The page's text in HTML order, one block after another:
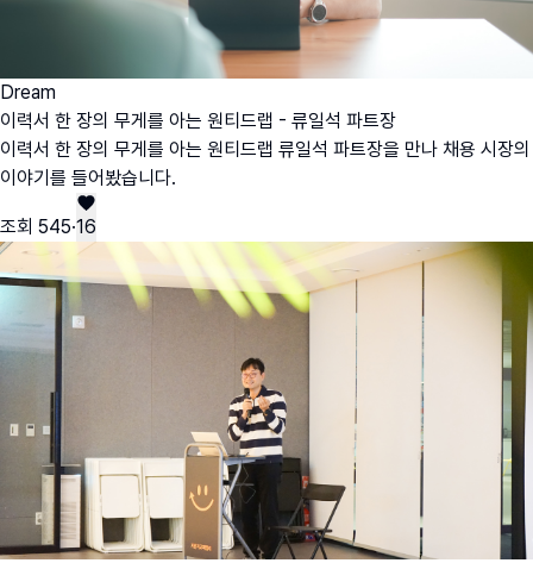
Dream
이력서 한 장의 무게를 아는 원티드랩 - 류일석 파트장
이력서 한 장의 무게를 아는 원티드랩 류일석 파트장을 만나 채용 시장의
이야기를 들어봤습니다.
조회 545·16